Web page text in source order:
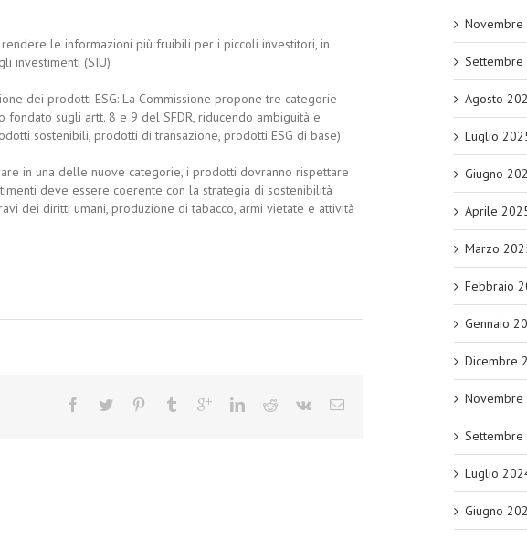
le informazioni più fruibili per i piccoli investitori, in
investimenti (SIU)
dei prodotti ESG: La Commissione propone tre categorie
fondato sugli artt. 8 e 9 del SFDR, riducendo ambiguità e
sostenibili, prodotti di transazione, prodotti ESG di base)
in una delle nuove categorie, i prodotti dovranno rispettare
deve essere coerente con la strategia di sostenibilità
dei diritti umani, produzione di tabacco, armi vietate e attività
Novembre
Settembre
Agosto
Luglio
Giugno
Aprile
Marzo
Febbraio
Gennaio
Dicembre
Luglio
Giugno